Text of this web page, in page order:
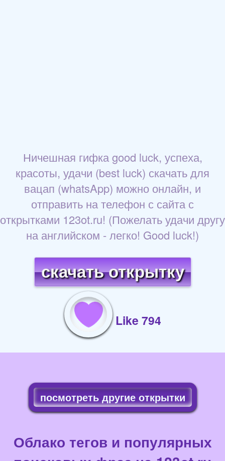
Ничешная гифка good luck, успеха,
красоты, удачи (best luck) скачать для
вацап (whatsApp) можно онлайн, и
отправить на телефон с сайта с
открытками 123ot.ru! (Пожелать удачи другу
на английском - легко! Good luck!)
скачать открытку
Like 794
посмотреть другие открытки
Облако тегов и популярных